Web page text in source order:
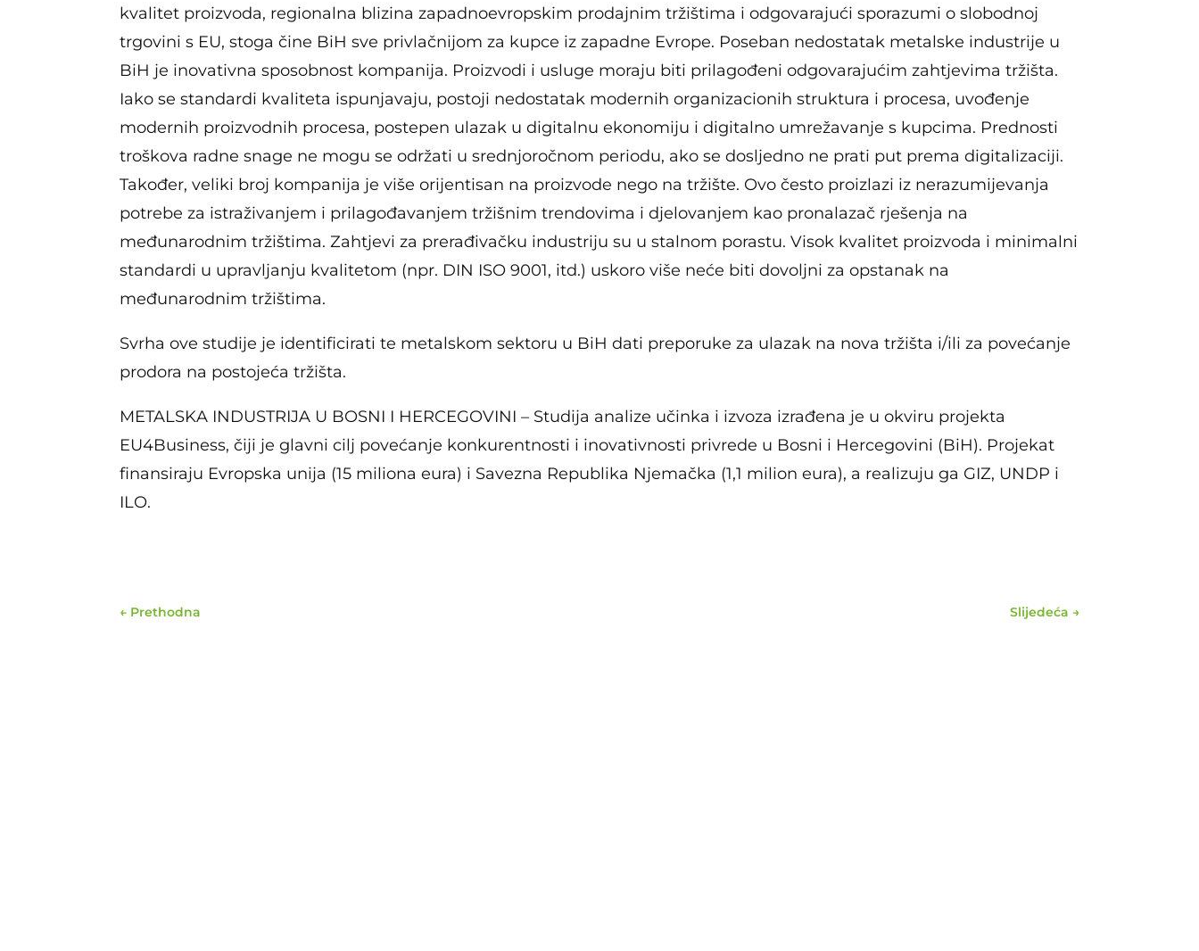
kvalitet proizvoda, regionalna blizina zapadnoevropskim prodajnim tržištima i odgovarajući sporazumi o slobodnoj
trgovini s EU, stoga čine BiH sve privlačnijom za kupce iz zapadne Evrope. Poseban nedostatak metalske industrije u
BiH je inovativna sposobnost kompanija. Proizvodi i usluge moraju biti prilagođeni odgovarajućim zahtjevima tržišta.
Iako se standardi kvaliteta ispunjavaju, postoji nedostatak modernih organizacionih struktura i procesa, uvođenje
modernih proizvodnih procesa, postepen ulazak u digitalnu ekonomiju i digitalno umrežavanje s kupcima. Prednosti
troškova radne snage ne mogu se održati u srednjoročnom periodu, ako se dosljedno ne prati put prema digitalizaciji.
Također, veliki broj kompanija je više orijentisan na proizvode nego na tržište. Ovo često proizlazi iz nerazumijevanja
potrebe za istraživanjem i prilagođavanjem tržišnim trendovima i djelovanjem kao pronalazač rješenja na
međunarodnim tržištima. Zahtjevi za prerađivačku industriju su u stalnom porastu. Visok kvalitet proizvoda i minimalni
standardi u upravljanju kvalitetom (npr. DIN ISO 9001, itd.) uskoro više neće biti dovoljni za opstanak na
međunarodnim tržištima.
Svrha ove studije je identificirati te metalskom sektoru u BiH dati preporuke za ulazak na nova tržišta i/ili za povećanje
prodora na postojeća tržišta.
METALSKA INDUSTRIJA U BOSNI I HERCEGOVINI – Studija analize učinka i izvoza izrađena je u okviru projekta
EU4Business, čiji je glavni cilj povećanje konkurentnosti i inovativnosti privrede u Bosni i Hercegovini (BiH). Projekat
finansiraju Evropska unija (15 miliona eura) i Savezna Republika Njemačka (1,1 milion eura), a realizuju ga GIZ, UNDP i
ILO.
← Prethodna Slijedeća →